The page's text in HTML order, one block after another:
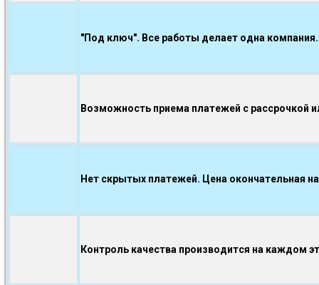
"Под ключ". Все работы делает одна компания.
Возможность приема платежей с рассрочкой
Нет скрытых платежей. Цена окончательная
Контроль качества производится на каждом